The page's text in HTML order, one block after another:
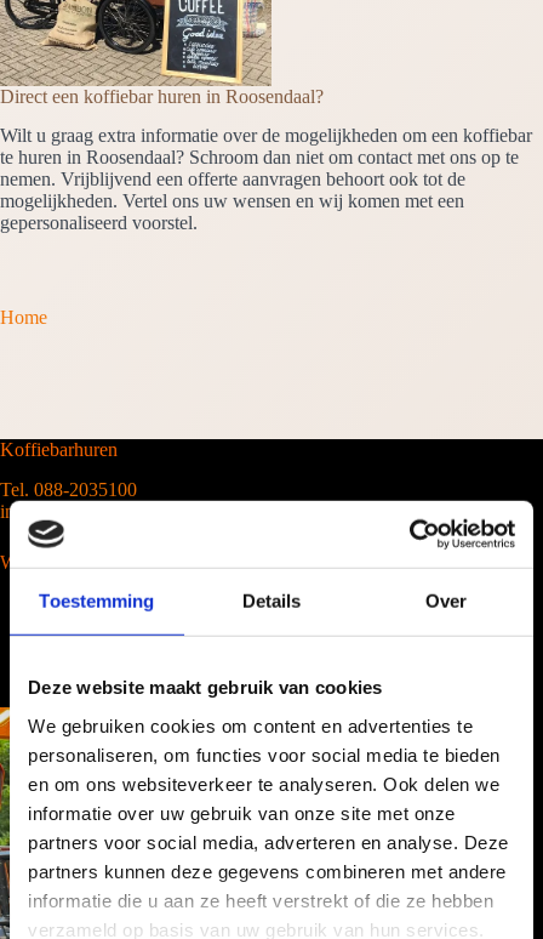
Toestemming Details Over
Deze website maakt gebruik van cookies
We gebruiken cookies om content en advertenties te
personaliseren, om functies voor social media te bieden
en om ons websiteverkeer te analyseren. Ook delen we
informatie over uw gebruik van onze site met onze
partners voor social media, adverteren en analyse. Deze
partners kunnen deze gegevens combineren met andere
informatie die u aan ze heeft verstrekt of die ze hebben
verzameld op basis van uw gebruik van hun services.
Direct een koffiebar huren in Roosendaal?
Wilt u graag extra informatie over de mogelijkheden om een koffiebar
te huren in Roosendaal? Schroom dan niet om contact met ons op te
nemen. Vrijblijvend een offerte aanvragen behoort ook tot de
mogelijkheden. Vertel ons uw wensen en wij komen met een
gepersonaliseerd voorstel.
Home
Koffiebarhuren
Tel. 088-2035100
info@barcompany.nl
Wij werken landelijk